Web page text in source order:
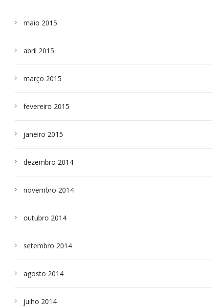
maio 2015
abril 2015
março 2015
fevereiro 2015
janeiro 2015
dezembro 2014
novembro 2014
outubro 2014
setembro 2014
agosto 2014
julho 2014